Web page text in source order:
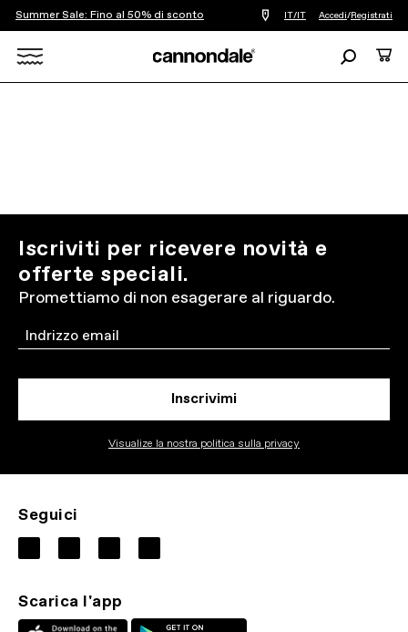
Summer Sale: Fino al 50% di sconto
Trova
un
vicino
IT/IT Accedi/Registrati
Ricerca
Iscriviti per ricevere novità e
offerte speciali.
Promettiamo di non esagerare al riguardo.
Email
Inscrivimi
Visualize la nostra politica sulla privacy
Seguici
Scarica l'app